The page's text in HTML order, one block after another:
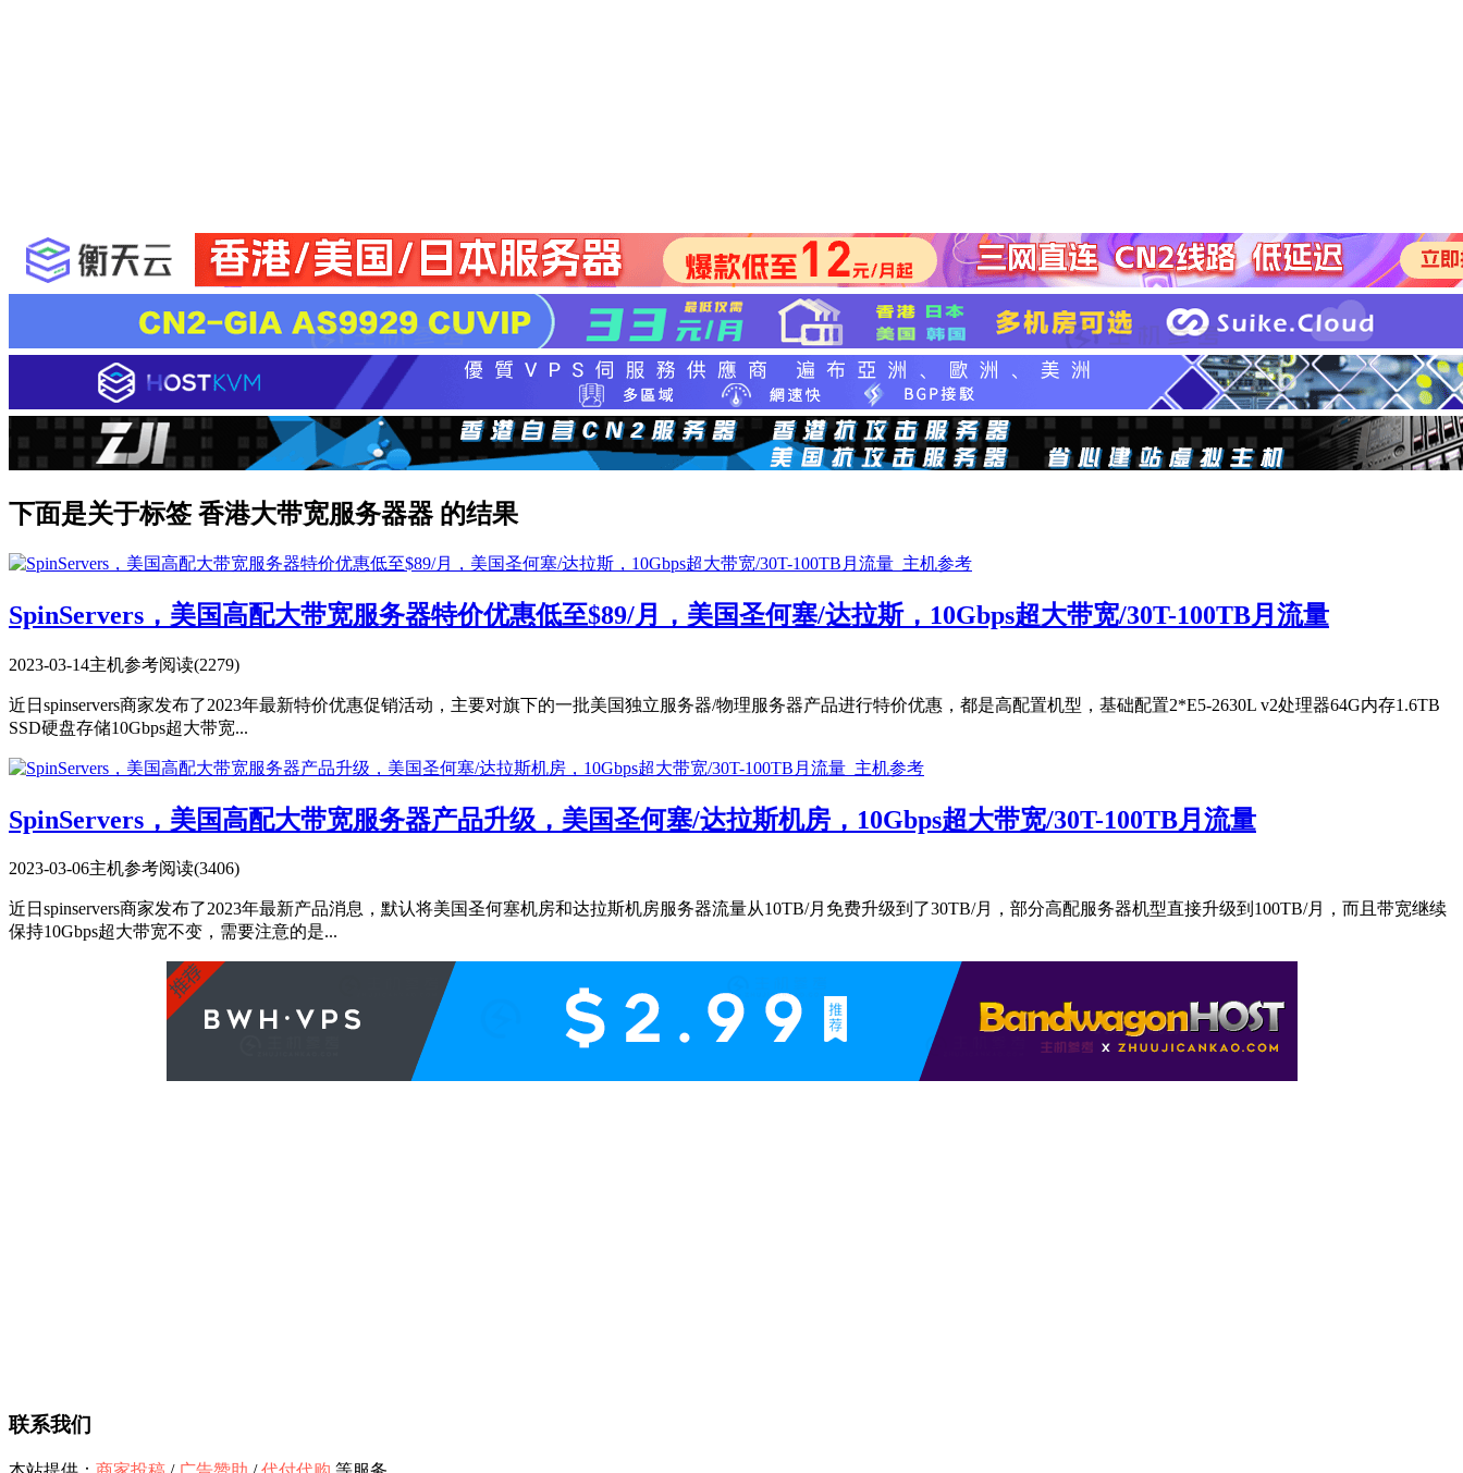
下面是关于标签 香港大带宽服务器器 的结果
SpinServers，美国高配大带宽服务器特价优惠低至$89/月，美国圣何塞/达拉斯，10Gbps超大带宽/30T-100TB月流量
2023-03-14主机参考阅读(2279)
近日spinservers商家发布了2023年最新特价优惠促销活动，主要对旗下的一批美国独立服务器/物理服务器产品进行特价优惠，都是高配置机型，基础配置2*E5-2630L v2处理器64G内存1.6TB
SSD硬盘存储10Gbps超大带宽...
SpinServers，美国高配大带宽服务器产品升级，美国圣何塞/达拉斯机房，10Gbps超大带宽/30T-100TB月流量
2023-03-06主机参考阅读(3406)
近日spinservers商家发布了2023年最新产品消息，默认将美国圣何塞机房和达拉斯机房服务器流量从10TB/月免费升级到了30TB/月，部分高配服务器机型直接升级到100TB/月，而且带宽继续
保持10Gbps超大带宽不变，需要注意的是...
联系我们